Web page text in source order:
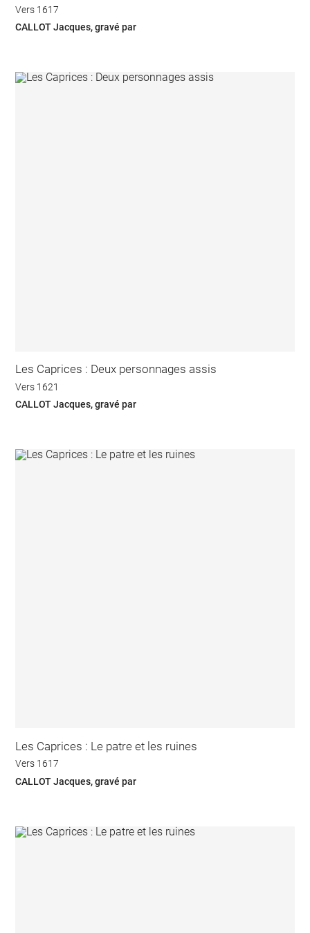
Vers 1617
CALLOT Jacques, gravé par
Les Caprices : Deux personnages assis
Vers 1621
CALLOT Jacques, gravé par
Les Caprices : Le patre et les ruines
Vers 1617
CALLOT Jacques, gravé par